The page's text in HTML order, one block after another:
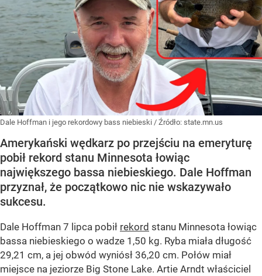
Dale Hoffman i jego rekordowy bass niebieski / Źródło: state.mn.us
Amerykański wędkarz po przejściu na emeryturę
pobił rekord stanu Minnesota łowiąc
największego bassa niebieskiego. Dale Hoffman
przyznał, że początkowo nic nie wskazywało
sukcesu.
Dale Hoffman 7 lipca pobił rekord stanu Minnesota łowiąc
bassa niebieskiego o wadze 1,50 kg. Ryba miała długość
29,21 cm, a jej obwód wyniósł 36,20 cm. Połów miał
miejsce na jeziorze Big Stone Lake. Artie Arndt właściciel